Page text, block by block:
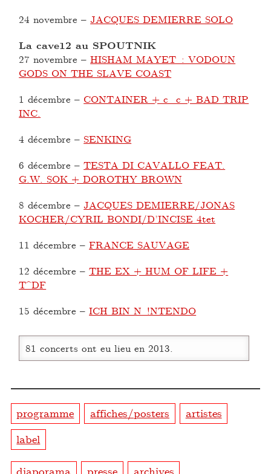
24 novembre –JACQUES DEMIERRE SOLO
La cave12 au SPOUTNIK
27 novembre –HISHAM MAYET : VODOUN
GODS ON THE SLAVE COAST
1 décembre – CONTAINER + c_c + BAD TRIP
INC.
4 décembre – SENKING
6 décembre –TESTA DI CAVALLO FEAT.
G.W. SOK + DOROTHY BROWN
8 décembre –JACQUES DEMIERRE/JONAS
KOCHER/CYRIL BONDI/D’INCISE 4tet
11 décembre –FRANCE SAUVAGE
12 décembre –THE EX + HUM OF LIFE +
T^DF
15 décembre –ICH BIN N !NTENDO
81 concerts ont eu lieu en 2013.
programme affiches/posters
artistes
label
diaporama presse archives